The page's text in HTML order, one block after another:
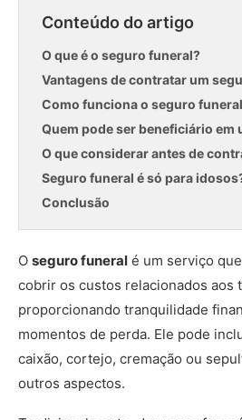
Conteúdo do artigo
O que é o seguro funeral?
Vantagens de contratar um
Como funciona o seguro
Quem pode ser beneficiário em
O que considerar antes de
Seguro funeral é só para
Conclusão
O seguro funeral é um serviço
cobrir os custos relacionados aos
proporcionando tranquilidade
momentos de perda. Ele pode
caixão, cortejo, cremação ou
outros aspectos.